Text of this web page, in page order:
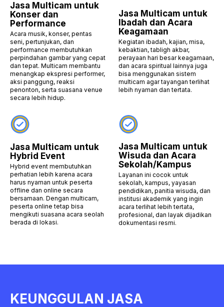
Jasa Multicam untuk
Konser dan
Performance
Acara musik, konser, pentas
seni, pertunjukan, dan
performance membutuhkan
perpindahan gambar yang cepat
dan tepat. Multicam membantu
menangkap ekspresi performer,
aksi panggung, reaksi
penonton, serta suasana venue
secara lebih hidup.
Jasa Multicam untuk
Ibadah dan Acara
Keagamaan
Kegiatan ibadah, kajian, misa,
kebaktian, tabligh akbar,
perayaan hari besar keagamaan,
dan acara spiritual lainnya juga
bisa menggunakan sistem
multicam agar tayangan terlihat
lebih nyaman dan tertata.
Jasa Multicam untuk
Hybrid Event
Hybrid event membutuhkan
perhatian lebih karena acara
harus nyaman untuk peserta
offline dan online secara
bersamaan. Dengan multicam,
peserta online tetap bisa
mengikuti suasana acara seolah
berada di lokasi.
Jasa Multicam untuk
Wisuda dan Acara
Sekolah/Kampus
Layanan ini cocok untuk
sekolah, kampus, yayasan
pendidikan, panitia wisuda, dan
institusi akademik yang ingin
acara terlihat lebih tertata,
profesional, dan layak dijadikan
dokumentasi resmi.
KEUNGGULAN JASA